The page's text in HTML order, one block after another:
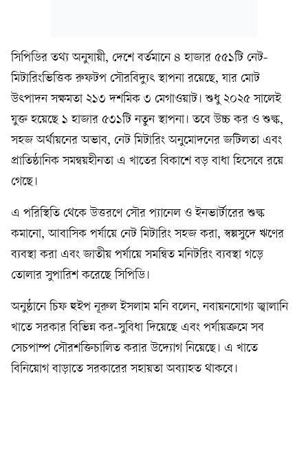
সিপিডির তথ্য অনুযায়ী, দেশে বর্তমানে ৪ হাজার ৫৫১টি নেট-
মিটারিংভিত্তিক রুফটপ সৌরবিদ্যুৎ স্থাপনা রয়েছে, যার মোট
উৎপাদন সক্ষমতা ২১৩ দশমিক ৩ মেগাওয়াট। শুধু ২০২৫ সালেই
যুক্ত হয়েছে ১ হাজার ৫৩১টি নতুন স্থাপনা। তবে উচ্চ কর ও শুল্ক,
সহজ অর্থায়নের অভাব, নেট মিটারিং অনুমোদনের জটিলতা এবং
প্রাতিষ্ঠানিক সমন্বয়হীনতা এ খাতের বিকাশে বড় বাধা হিসেবে রয়ে
গেছে।
এ পরিস্থিতি থেকে উত্তরণে সৌর প্যানেল ও ইনভার্টারের শুল্ক
কমানো, আবাসিক পর্যায়ে নেট মিটারিং সহজ করা, স্বল্পসুদে ঋণের
ব্যবস্থা করা এবং জাতীয় পর্যায়ে সমন্বিত মনিটরিং ব্যবস্থা গড়ে
তোলার সুপারিশ করেছে সিপিডি।
অনুষ্ঠানে চিফ হুইপ নূরুল ইসলাম মনি বলেন, নবায়নযোগ্য জ্বালানি
খাতে সরকার বিভিন্ন কর-সুবিধা দিয়েছে এবং পর্যায়ক্রমে সব
সেচপাম্প সৌরশক্তিচালিত করার উদ্যোগ নিয়েছে। এ খাতে
বিনিয়োগ বাড়াতে সরকারের সহায়তা অব্যাহত থাকবে।